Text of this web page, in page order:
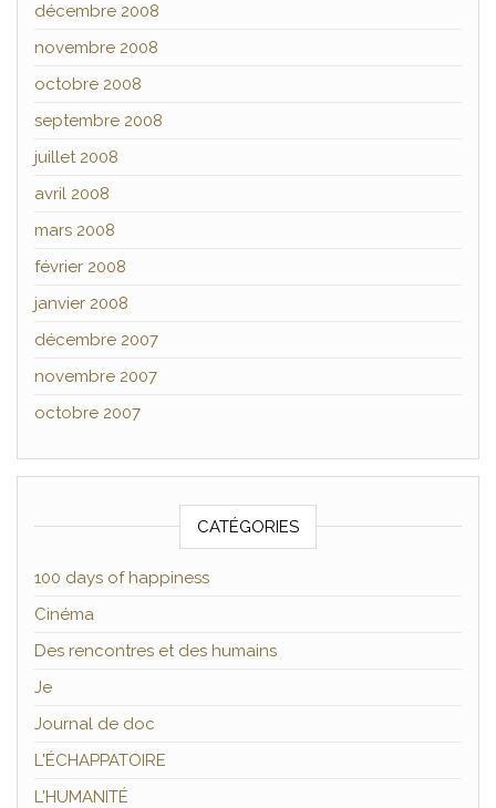
décembre 2008
novembre 2008
octobre 2008
septembre 2008
juillet 2008
avril 2008
mars 2008
février 2008
janvier 2008
décembre 2007
novembre 2007
octobre 2007
CATÉGORIES
100 days of happiness
Cinéma
Des rencontres et des humains
Je
Journal de doc
L'ÉCHAPPATOIRE
L'HUMANITÉ